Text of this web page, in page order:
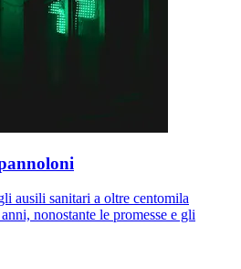
ausili sanitari a oltre centomila
nonostante le promesse e gli